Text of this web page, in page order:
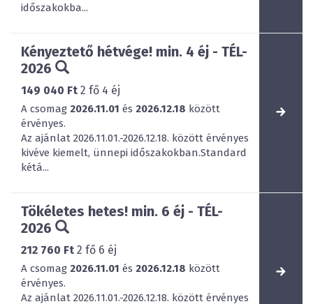
időszakokba...
Kényeztető hétvége! min. 4 éj - TÉL-
2026
149 040 Ft 2 fő 4 éj
A csomag 2026.11.01 és 2026.12.18 között
érvényes.
Az ajánlat 2026.11.01.-2026.12.18. között érvényes
kivéve kiemelt, ünnepi időszakokban.Standard
kétá...
Tökéletes hetes! min. 6 éj - TÉL-
2026
212 760 Ft 2 fő 6 éj
A csomag 2026.11.01 és 2026.12.18 között
érvényes.
Az ajánlat 2026.11.01.-2026.12.18. között érvényes